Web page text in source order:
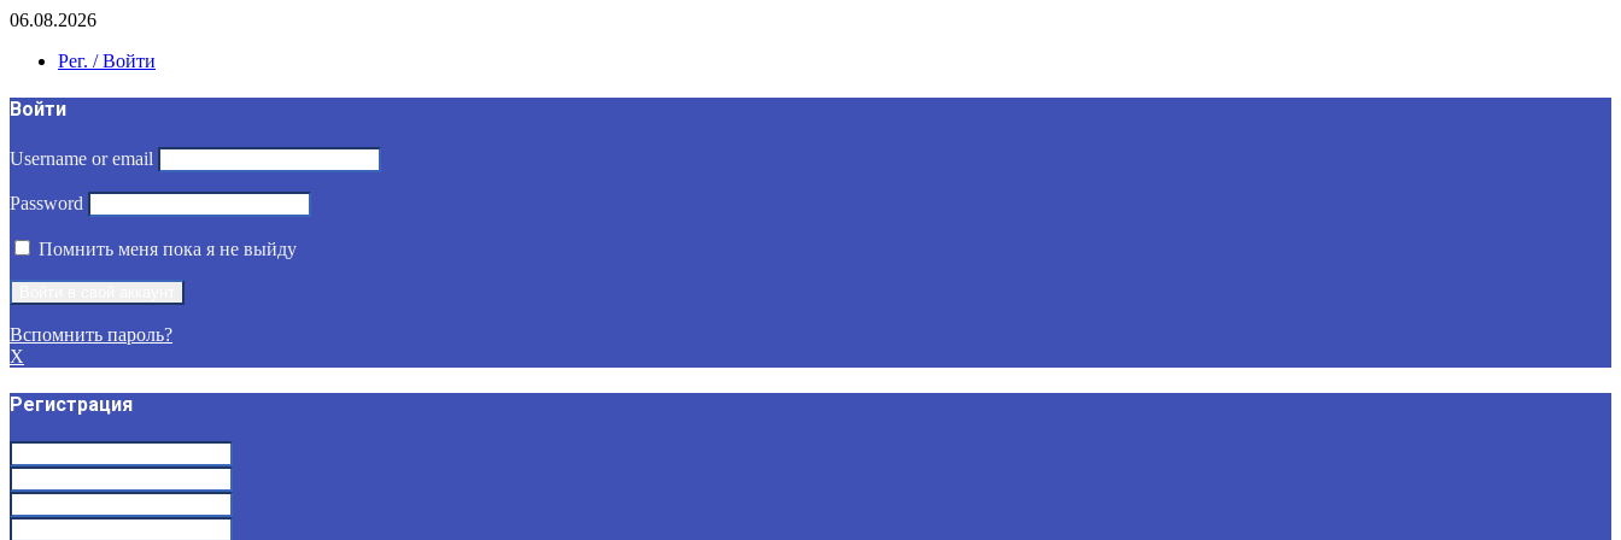
06.08.2026
Рег. / Войти
Войти
Username or email
Password
Помнить меня пока я не выйду
Вспомнить пароль?
X
Регистрация